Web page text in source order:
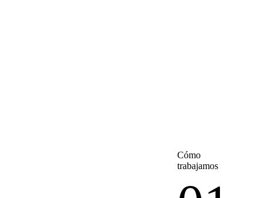
Cómo
trabajamos